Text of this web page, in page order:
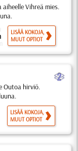
Vihreä mies.
LISÄÄ KOKOJA,
MUUT OPTIOT
b
Outoa hirviö.
LISÄÄ KOKOJA,
MUUT OPTIOT